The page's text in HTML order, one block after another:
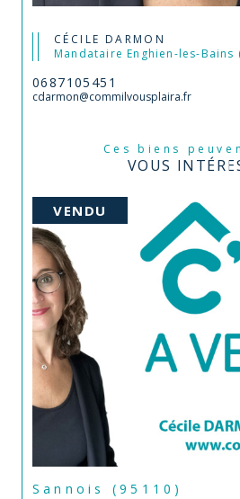
CÉCILE DARMON
Mandataire Enghien-les-Bains
0687105451
cdarmon@commilvousplaira.fr
Ces biens
VOUS
VENDU
Sannois (95110)